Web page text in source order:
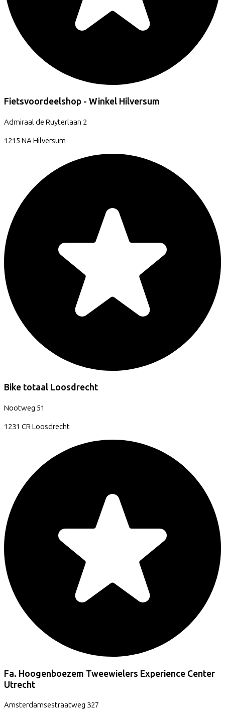
Fietsvoordeelshop - Winkel Hilversum
Admiraal de Ruyterlaan 2
1215 NAHilversum
Bike totaal Loosdrecht
Nootweg 51
1231 CRLoosdrecht
Fa. Hoogenboezem Tweewielers Experience Center
Utrecht
Amsterdamsestraatweg 327